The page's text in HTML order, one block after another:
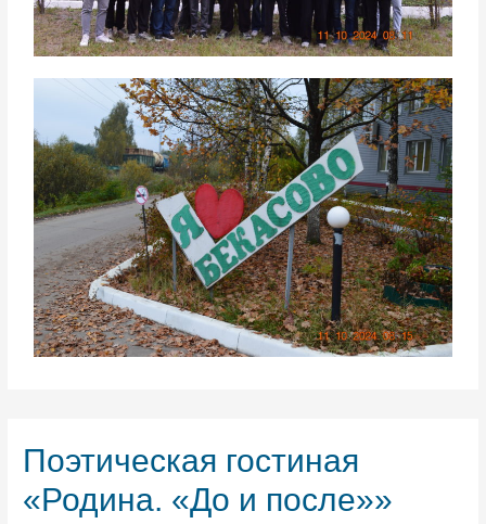
Поэтическая гостиная
«Родина. «До и после»»